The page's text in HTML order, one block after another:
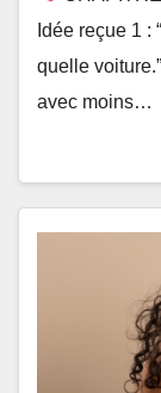
Idée reçue 1 :
quelle voiture.”
avec moins…